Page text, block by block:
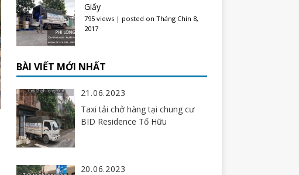
Giấy
795 views| posted on Tháng Chín 8,
2017
BÀI VIẾT MỚI NHẤT
21.06.2023
Taxi tải chở hàng tại chung cư
BID Residence Tố Hữu
20.06.2023